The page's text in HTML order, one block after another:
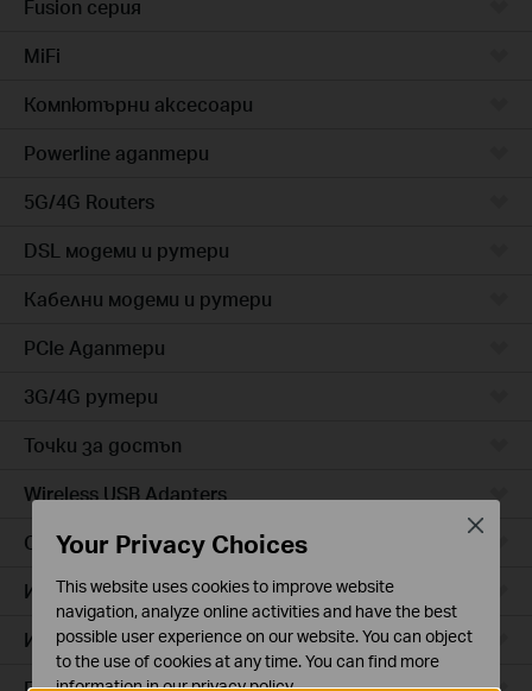
Fusion серия
MiFi
Компютърни аксесоари
Powerline адаптери
5G/4G Routers
DSL модеми и рутери
Кабелни модеми и рутери
PCIe Адаптери
3G/4G рутери
Точки за достъп
Wireless USB Adapters
Cloud камери
Интелигентни контакти
Интелигентно осветление
Your Privacy Choices
This website uses cookies to improve website
navigation, analyze online activities and have the best
possible user experience on our website. You can object
to the use of cookies at any time. You can find more
information in ourprivacy policy.
Close